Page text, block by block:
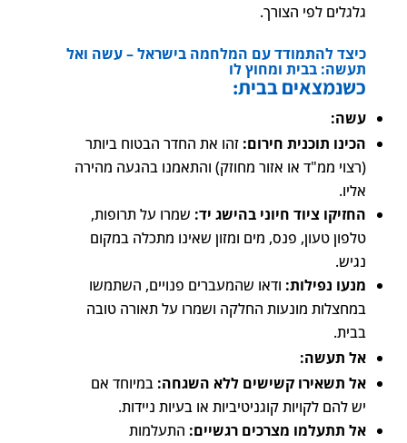
גלגלים לפי הצורך.
כיצד להתמודד עם המלחמה בישראל – עשה ואל
תעשה: בבית ומחוץ לו
כשנמצאים בבית:
עשה:
הכינו תוכנית חירום: זהו את החדר הבטוח ביותר
(רצוי ממ"ד או אזור מחוזק) והתאמנו בהגעה מהירה
אליו.
החזיקו ציוד חיוני בהישג יד: שמרו על תרופות,
טלפון טעון, פנס, מים ומזון שאינו מתכלה במקום
נגיש.
מנעו נפילות: ודאו שהמעברים פנויים, השתמשו
במחצלות מונעות החלקה ושמרו על תאורה טובה
בבית.
אל תעשה:
אל תשאירו קשישים ללא השגחה: במיוחד אם
יש להם לקויות קוגניטיביות או בעיות ניידות.
אל תתעלמו מצרכים רגשיים: התעלמות